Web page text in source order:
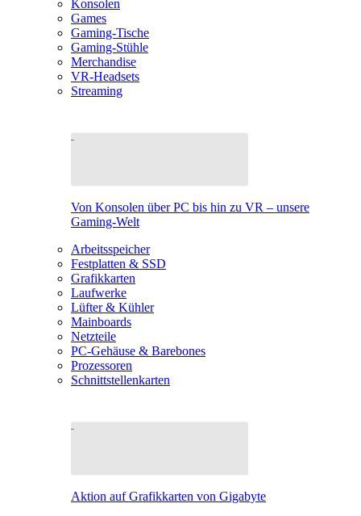
Konsolen
Games
Gaming-Tische
Gaming-Stühle
Merchandise
VR-Headsets
Streaming
Von Konsolen über PC bis hin zu VR – unsere
Gaming-Welt
Arbeitsspeicher
Festplatten & SSD
Grafikkarten
Laufwerke
Lüfter & Kühler
Mainboards
Netzteile
PC-Gehäuse & Barebones
Prozessoren
Schnittstellenkarten
Aktion auf Grafikkarten von Gigabyte